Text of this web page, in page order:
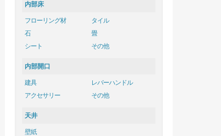
内部床
フローリング材
タイル
石
畳
シート
その他
内部開口
建具
レバーハンドル
アクセサリー
その他
天井
壁紙